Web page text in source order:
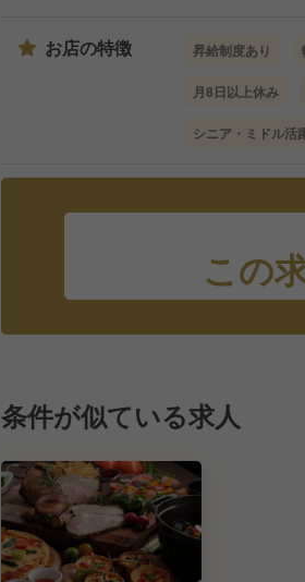
お店の特徴 昇給制度あり
月8日以上休み
シニア・ミドル活
この
条件が似ている求人